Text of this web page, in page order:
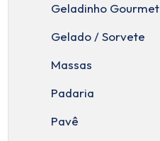
Geladinho Gourmet
Gelado / Sorvete
Massas
Padaria
Pavê